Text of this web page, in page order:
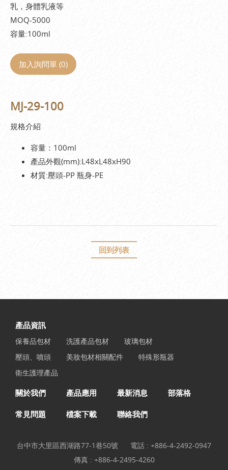
乳，身體乳液等
MOQ-5000
容量:100ml
加入詢問單 (0)
MJ-29-100
規格介紹
容量：100ml
產品外觀(mm):L48xL48xH90
材質:壓頭-PP 瓶身-PE
回到列表
產品資訊
保養品包材 洗護產品包材
玻璃包材
壓頭、噴頭
美妝包材相關配件
特殊形瓶器
衛生護理產品
關於我們 產品應用 最新消息 部落格
常見問題 檔案下載 聯絡我們
台中市大里區西湖路77-1巷50號 電話 : +886-4-2492-0947
傳真 : +886-4-2495-4260